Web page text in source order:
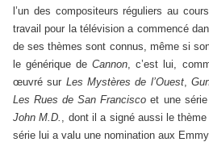
l’un des compositeurs réguliers au
travail pour la télévision a commencé
de ses thèmes sont connus, même si
le générique deCannon , c’est lui,
œuvré sur Les Mystères de l’Ouest,
Les Rues de San Francisco et une
John M.D.
, dont il a signé aussi le
série lui a valu une nomination aux